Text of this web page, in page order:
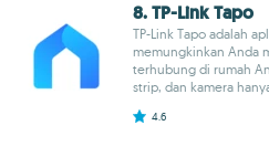
8. TP-Link Tapo
TP-Link Tapo adalah
memungkinkan Anda
terhubung di rumah
strip, dan kamera
4.6